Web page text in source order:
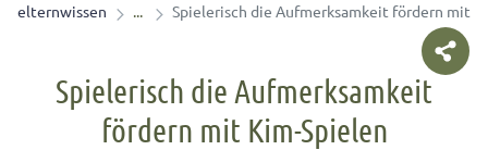
elternwissen Spielerisch die Aufmerksamkeit fördern mit
Spielerisch die Aufmerksamkeit
fördern mit Kim-Spielen